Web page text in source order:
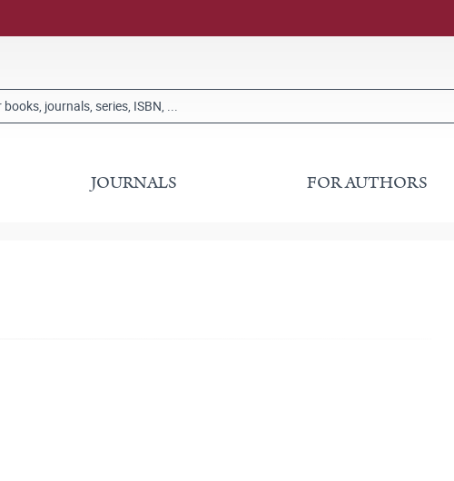
JOURNALS FOR AUTHORS